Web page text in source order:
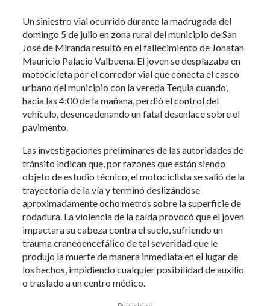
Un siniestro vial ocurrido durante la madrugada del
domingo 5 de julio en zona rural del municipio de San
José de Miranda resultó en el fallecimiento de Jonatan
Mauricio Palacio Valbuena. El joven se desplazaba en
motocicleta por el corredor vial que conecta el casco
urbano del municipio con la vereda Tequia cuando,
hacia las 4:00 de la mañana, perdió el control del
vehículo, desencadenando un fatal desenlace sobre el
pavimento.
Las investigaciones preliminares de las autoridades de
tránsito indican que, por razones que están siendo
objeto de estudio técnico, el motociclista se salió de la
trayectoria de la vía y terminó deslizándose
aproximadamente ocho metros sobre la superficie de
rodadura. La violencia de la caída provocó que el joven
impactara su cabeza contra el suelo, sufriendo un
trauma craneoencefálico de tal severidad que le
produjo la muerte de manera inmediata en el lugar de
los hechos, impidiendo cualquier posibilidad de auxilio
o traslado a un centro médico.